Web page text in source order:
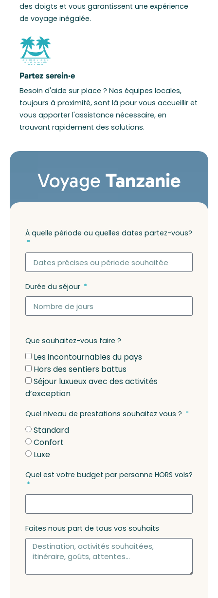
des doigts et vous garantissent une expérience
de voyage inégalée.
Partez serein·e
Besoin d'aide sur place ? Nos équipes locales,
toujours à proximité, sont là pour vous accueillir et
vous apporter l'assistance nécessaire, en
trouvant rapidement des solutions.
Voyage Tanzanie
À quelle période ou quelles dates partez-vous?
Durée du séjour
Que souhaitez-vous faire ?
Les incontournables du pays
Hors des sentiers battus
Séjour luxueux avec des activités
d’exception
Quel niveau de prestations souhaitez vous ?
Standard
Confort
Luxe
Quel est votre budget par personne HORS vols?
Faites nous part de tous vos souhaits